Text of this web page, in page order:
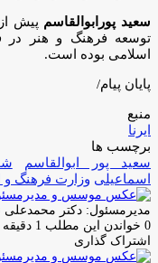
سعید پورابوالقاسم پیش
توسعه فرهنگ و هنر در
اسلامی بوده است.
پایان پیام/
منبع
ایرنا
برچسب ها
سعید پور ابوالقاسم
اسماعیلی وزارت فرهنگ و
مدیرمسئول: دکتر محمدعلی
0 خواندن این مطلب 1 دقیقه زمان میبرد
اشتراک گذاری
فیس
توئیتر
لینکدین
واتس
تلگرام
اشتراک
چاپ